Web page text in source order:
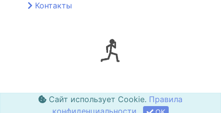
Контакты
Сайт использует Cookie. Правила